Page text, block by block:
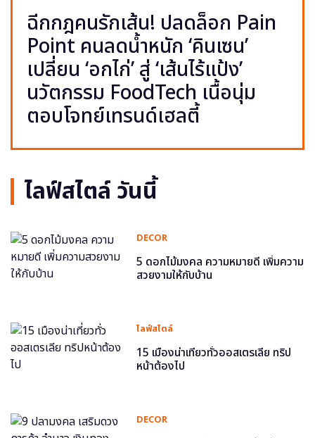
ฉีกกฎคนรักเส้น! ปลดล็อก Pain
Point คนลดน้ำหนัก ‘คินเซน’
เปลี่ยน ‘อกไก่’ สู่ ‘เส้นไร้แป้ง’
นวัตกรรม FoodTech เนื้อนุ่ม
ตอบโจทย์เทรนด์เฮลตี้
ไลฟ์สไตล์ วันนี้
DECOR
5 ดอกไม้มงคล ความหมายดี เพิ่มความ
สวยงามให้กับบ้าน
ไลฟ์สไตล์
15 เมืองน่าเที่ยวทั่วออสเตรเลีย ทริป
หน้าต้องไป
DECOR